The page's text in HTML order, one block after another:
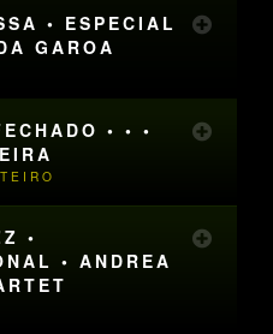
• ESPECIAL
GAROA
• • •
•
• ANDREA